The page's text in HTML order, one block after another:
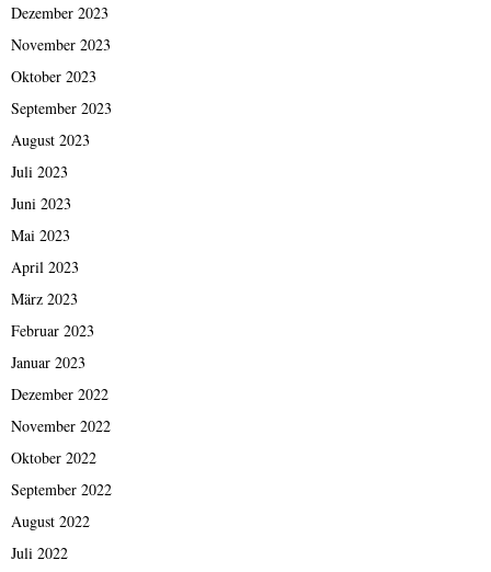
Dezember 2023
November 2023
Oktober 2023
September 2023
August 2023
Juli 2023
Juni 2023
Mai 2023
April 2023
März 2023
Februar 2023
Januar 2023
Dezember 2022
November 2022
Oktober 2022
September 2022
August 2022
Juli 2022